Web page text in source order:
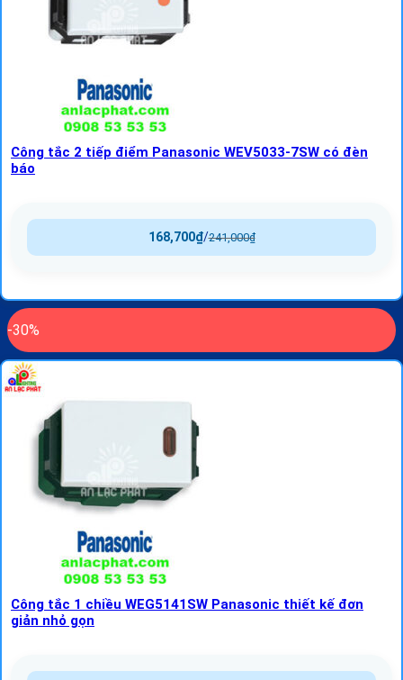
Công tắc 2 tiếp điểm Panasonic WEV5033-7SW có đèn
báo
241,000₫
/
168,700₫
-30%
Công tắc 1 chiều WEG5141SW Panasonic thiết kế đơn
giản nhỏ gọn